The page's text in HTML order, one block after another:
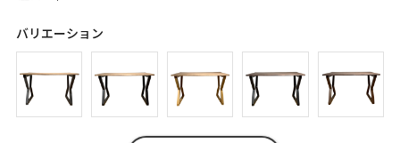
バリエーション